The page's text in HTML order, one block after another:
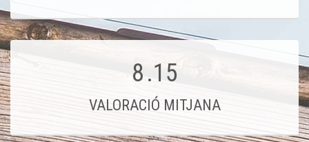
8.15
VALORACIÓ MITJANA